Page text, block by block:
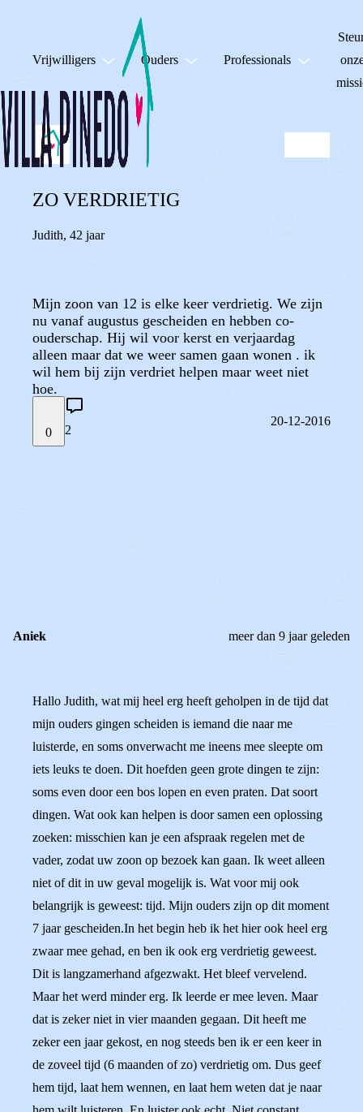
Vrijwilligers Ouders Professionals
ZO VERDRIETIG
Judith, 42 jaar
Mijn zoon van 12 is elke keer verdrietig. We zijn
nu vanaf augustus gescheiden en hebben co-
ouderschap. Hij wil voor kerst en verjaardag
alleen maar dat we weer samen gaan wonen . ik
wil hem bij zijn verdriet helpen maar weet niet
hoe.
0 2
20-12-2016
Aniek meer dan 9 jaar geleden
Hallo Judith, wat mij heel erg heeft geholpen in de tijd dat
mijn ouders gingen scheiden is iemand die naar me
luisterde, en soms onverwacht me ineens mee sleepte om
iets leuks te doen. Dit hoefden geen grote dingen te zijn:
soms even door een bos lopen en even praten. Dat soort
dingen. Wat ook kan helpen is door samen een oplossing
zoeken: misschien kan je een afspraak regelen met de
vader, zodat uw zoon op bezoek kan gaan. Ik weet alleen
niet of dit in uw geval mogelijk is. Wat voor mij ook
belangrijk is geweest: tijd. Mijn ouders zijn op dit moment
7 jaar gescheiden.In het begin heb ik het hier ook heel erg
zwaar mee gehad, en ben ik ook erg verdrietig geweest.
Dit is langzamerhand afgezwakt. Het bleef vervelend.
Maar het werd minder erg. Ik leerde er mee leven. Maar
dat is zeker niet in vier maanden gegaan. Dit heeft me
zeker een jaar gekost, en nog steeds ben ik er een keer in
de zoveel tijd (6 maanden of zo) verdrietig om. Dus geef
hem tijd, laat hem wennen, en laat hem weten dat je naar